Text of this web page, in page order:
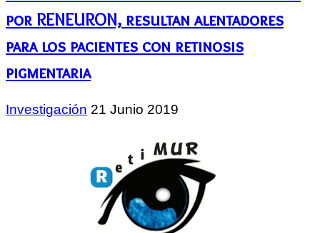
por RENEURON, resultan alentadores
para los pacientes con retinosis
pigmentaria
Investigación 21 Junio 2019